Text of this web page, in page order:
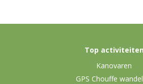
Top activiteiten
Kanovaren
GPS Chouffe